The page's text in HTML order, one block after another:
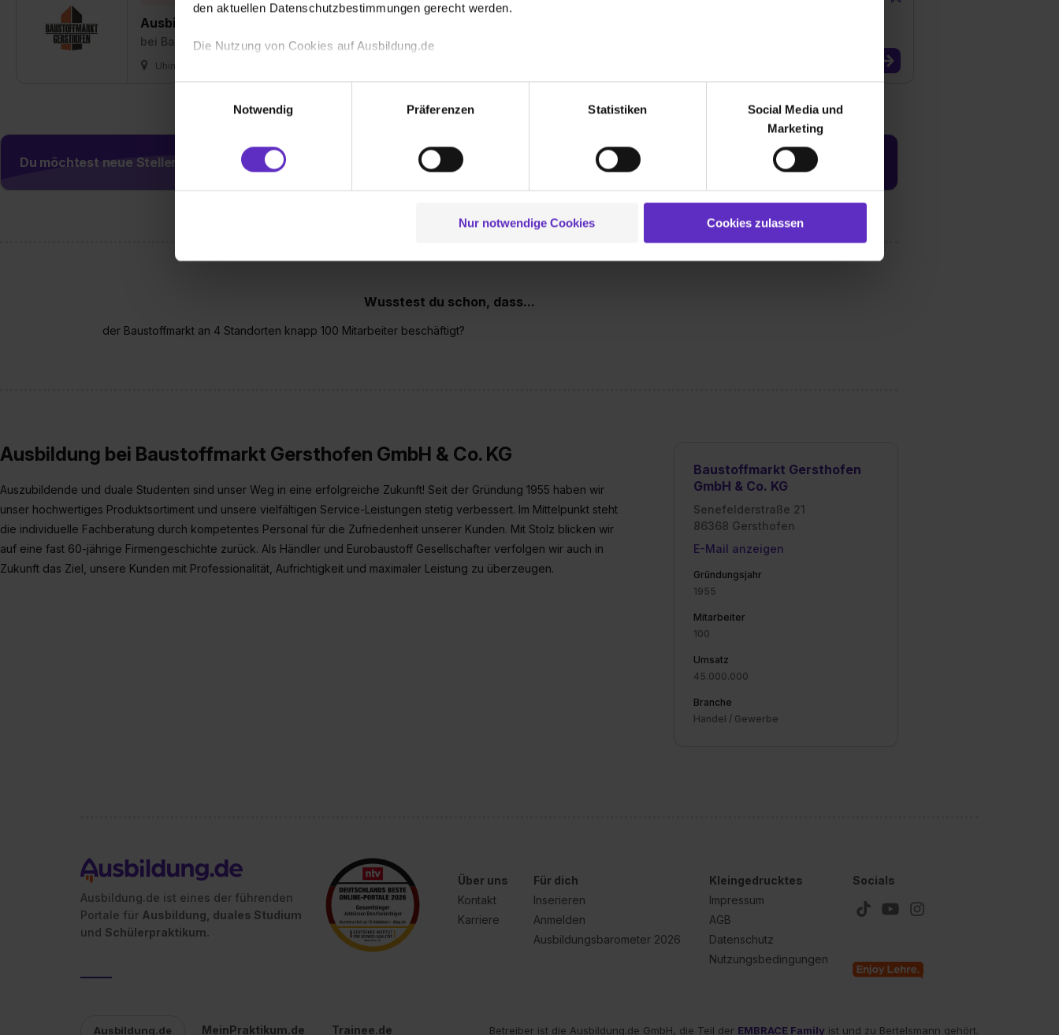
den aktuellen Datenschutzbestimmungen gerecht werden.
Die Nutzung von Cookies auf Ausbildung.de
Wir verwenden Cookies zur technischen Funktion unserer Webseite („Notwendig“), um von dir bei Benutzung der
Webseite getroffenen Einstellungen zu speichern ( „Präferenzen“), die Zugriffe auf unsere Webseite zu analysieren
(„Statistiken“), um Informationen zu deiner Verwendung unserer Website an unsere Partner für soziale Medien, Werbung
und Analysen weiterzugeben und um Inhalte und Anzeigen zu personalisieren („Social Media und Marketing“). Unsere
Partner führen diese Informationen möglicherweise mit weiteren Daten zusammen, die du ihnen bereitgestellt hast oder die
zu. . In diesem Fall sowie bei der separaten Aktivierung von „Social Media und Marketing“ bist du auch damit
einverstanden, dass dir nach Setzen der Cookies externe Inhalte (z.B. Videos oder Posts) angezeigt und hierfür
Einwilligung zur Platzierung von Cookies der Kategorien „Präferenzen“, „Statistiken“ und „Social Media und Marketing“
umfasst hierbei die Einwilligung zur Übermittlung deiner Daten in die USA (Art. 49 Abs. 1 S. 1 lit. a) DS-GVO). Die USA
Notwendig
Präferenzen Statistiken
Social Media und
Marketing
Nur notwendige Cookies Cookies zulassen
Ausbildung Fachkraft für Lagerlogistik (m/w/d)
bei Baustoffmarkt Gersthofen GmbH & Co. KG
Uhingen
Du möchtest neue Stellen automatisch zugeschickt bekommen? Jetzt aktivieren
Wusstest du schon, dass...
der Baustoffmarkt an 4 Standorten knapp 100 Mitarbeiter beschäftigt?
Baustoffmarkt Gersthofen
GmbH & Co. KG
Senefelderstraße 21
86368 Gersthofen
E-Mail anzeigen
Gründungsjahr
1955
Mitarbeiter
100
Umsatz
45.000.000
Branche
Handel / Gewerbe
Ausbildung bei Baustoffmarkt Gersthofen GmbH & Co. KG
Auszubildende und duale Studenten sind unser Weg in eine erfolgreiche Zukunft! Seit der Gründung 1955 haben wir
unser hochwertiges Produktsortiment und unsere vielfältigen Service-Leistungen stetig verbessert. Im Mittelpunkt steht
die individuelle Fachberatung durch kompetentes Personal für die Zufriedenheit unserer Kunden. Mit Stolz blicken wir
auf eine fast 60-jährige Firmengeschichte zurück. Als Händler und Eurobaustoff Gesellschafter verfolgen wir auch in
Zukunft das Ziel, unsere Kunden mit Professionalität, Aufrichtigkeit und maximaler Leistung zu überzeugen.
Ausbildung.de ist eines der führenden
Portale für Ausbildung, duales Studium
und Schülerpraktikum.
Über uns
Kontakt
Karriere
Für dich
Inserieren
Anmelden
Ausbildungsbarometer 2026
Kleingedrucktes
Impressum
AGB
Datenschutz
Nutzungsbedingungen
Socials
Ausbildung.de MeinPraktikum.de Trainee.de Betreiber ist die Ausbildung.de GmbH, die Teil der EMBRACE Family ist und zu Bertelsmann gehört.